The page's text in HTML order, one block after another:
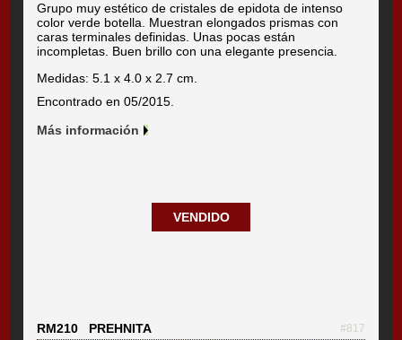
Grupo muy estético de cristales de epidota de intenso
color verde botella. Muestran elongados prismas con
caras terminales definidas. Unas pocas están
incompletas. Buen brillo con una elegante presencia.
Medidas: 5.1 x 4.0 x 2.7 cm.
Encontrado en 05/2015.
Más información
VENDIDO
RM210 PREHNITA
#817